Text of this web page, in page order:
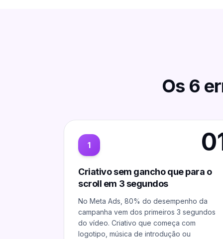
Os 6
1
Criativo sem gancho que para o
scroll em 3 segundos
No Meta Ads, 80% do desempenho da
campanha vem dos primeiros 3 segundos
do vídeo. Criativo que começa com
logotipo, música de introdução ou